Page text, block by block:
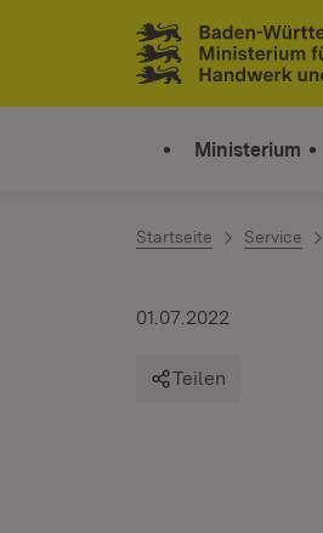
Zum Inhalt springen
Link zur Startseite
Ministerium
Startseite Service
01.07.2022
Teilen